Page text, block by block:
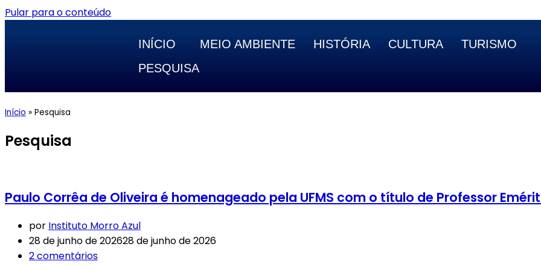
Pular para o conteúdo
INÍCIO MEIO AMBIENTE HISTÓRIA CULTURA
TURISMO
PESQUISA
Início » Pesquisa
Pesquisa
Paulo Corrêa de Oliveira é homenageado pela UFMS com o título de Professor
por Instituto Morro Azul
28 de junho de 202628 de junho de 2026
2 comentários